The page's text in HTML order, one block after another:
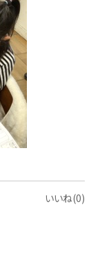
いいね(0)